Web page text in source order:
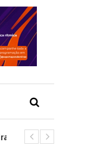
ascensão no cenário